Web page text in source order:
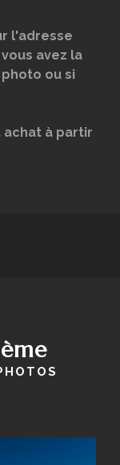
l'adresse
avez la
ou si
à partir